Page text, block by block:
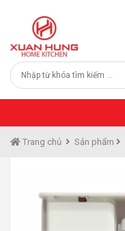
Trang chủ Sản phẩm